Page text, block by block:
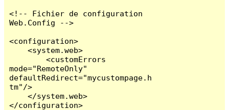
<!-- Fichier de configuration
Web.Config -->
<configuration>
    <system.web>
        <customErrors
mode="RemoteOnly"
defaultRedirect="mycustompage.h
tm"/>
    </system.web>
</configuration>